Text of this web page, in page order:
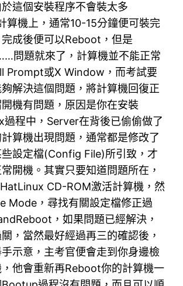
這個安裝程序不會裝太多
算機上，通常10-15分鐘便可裝完
成後便可以Reboot，但是
問題就來了，計算機並不能正常
Prompt或X Window，而考試要
解決這個問題，將計算機回復正
機有問題，原因是你在安裝
程中，Server在背後已偷偷做了
算機出現問題，通常都是修改了
設定檔(Config File)所引致，才
開機。其實只要知道問題所在，
CD-ROM激活計算機，然
Mode，尋找有關設定檔修正過
，如果問題已經解決，
，當然最好經過再三的確認後，
示意，主考官便會走到你身邊檢
他會重新再Reboot你的計算機一